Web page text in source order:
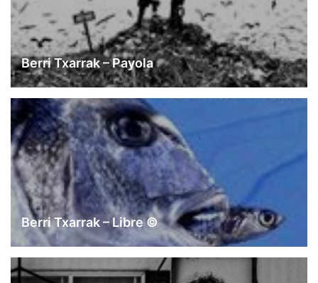
Berri Txarrak – Payola
Berri Txarrak – Libre ©